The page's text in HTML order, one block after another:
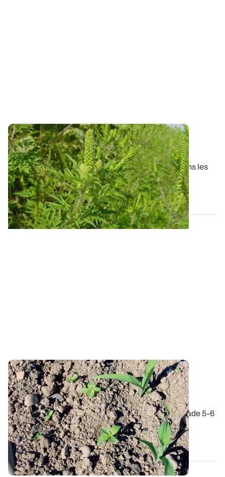
Intervenir dès l’interculture pour gérer
l’ambroisie à feuilles d’armoise
En ce début d’été, où l’ambroisie peut s’installer dans les
chaumes, la surveillance des...
04 JUILL. 2024
RHÔNE-ALPES
Désherbage du maïs : quelles stratégies
envisager ?
Alors que les premiers semis de maïs arrivent au stade 5-6
feuilles, il reste encore des...
03 JUIN 2024